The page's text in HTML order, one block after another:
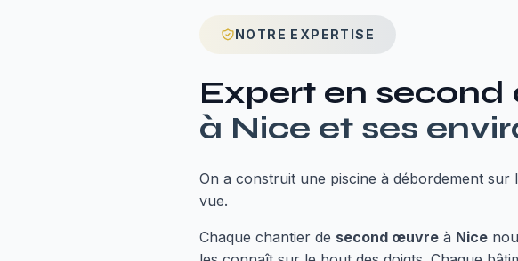
NOTRE EXPERTISE
Expert en
à Nice et ses
On a construit une piscine à débordement
vue.
Chaque chantier de second œuvre à Nice